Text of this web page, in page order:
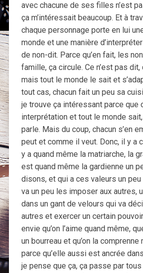
avec chacune de ses filles n’est
ça m’intéressait beaucoup. Et à
chaque personnage porte en lui
monde et une manière
de non-dit. Parce qu’en fait, les
famille, ça circule. Ce n’est pas dit,
mais tout le monde le sait et
tout cas, chacun fait un peu sa
je trouve ça intéressant parce que
interprétation et tout le monde sait,
parle. Mais du coup, chacun s’en
peut et comme il veut. Donc, il y a
y a quand même la matriarche, la
est quand même la gardienne un
disons, et qui a ces valeurs un
va un peu les imposer aux autres,
dans un gant de velours qui va
autres et exercer un certain
envie qu’on l’aime quand même,
un bourreau et qu’on la comprenne
parce qu’elle aussi est ancrée
je pense que ça, ça passe par